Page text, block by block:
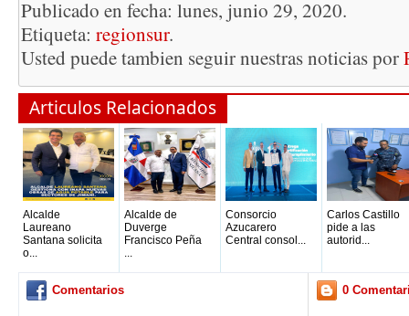
Publicado en fecha: lunes, junio 29, 2020.
Etiqueta: regionsur.
Usted puede tambien seguir nuestras noticias por
Articulos Relacionados
Alcalde
Laureano
Santana solicita
o...
Alcalde de
Duverge
Francisco Peña
...
Consorcio
Azucarero
Central consol...
Carlos Castillo
pide a las
autorid...
Comentarios 0